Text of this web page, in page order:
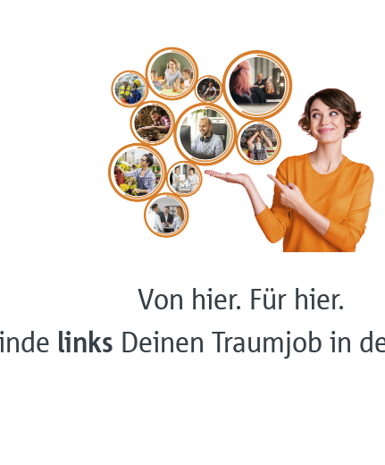
Von hier. Für hier.
links Deinen Traumjob in